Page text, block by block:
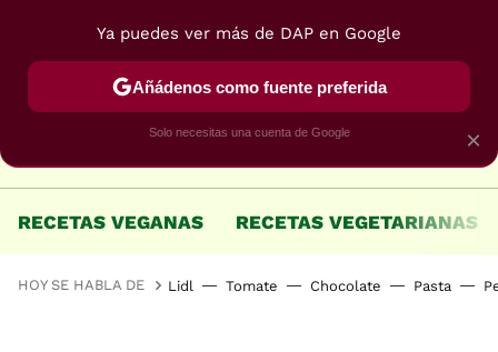
RECETAS VEGANAS RECETAS VEGETARIANAS
HOY SE HABLA DE Lidl Tomate Chocolate Pasta
×
Ya puedes ver más de DAP en Google
Añádenos como fuente preferida
Solo necesitas una cuenta de Google